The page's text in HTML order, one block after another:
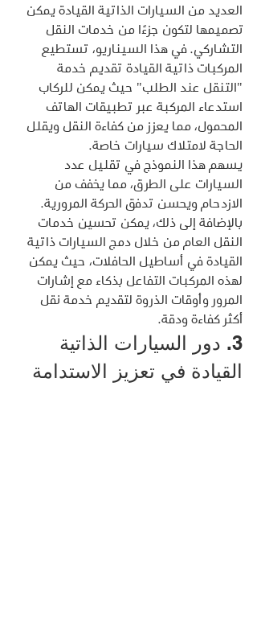
العديد من السيارات الذاتية القيادة يمكن
تصميمها لتكون جزءًا من خدمات النقل
التشاركي. في هذا السيناريو، تستطيع
المركبات ذاتية القيادة تقديم خدمة
"التنقل عند الطلب" حيث يمكن للركاب
استدعاء المركبة عبر تطبيقات الهاتف
المحمول، مما يعزز من كفاءة النقل ويقلل
الحاجة لامتلاك سيارات خاصة.
يسهم هذا النموذج في تقليل عدد
السيارات على الطرق، مما يخفف من
الازدحام ويحسن تدفق الحركة المرورية.
بالإضافة إلى ذلك، يمكن تحسين خدمات
النقل العام من خلال دمج السيارات ذاتية
القيادة في أساطيل الحافلات، حيث يمكن
لهذه المركبات التفاعل بذكاء مع إشارات
المرور وأوقات الذروة لتقديم خدمة نقل
أكثر كفاءة ودقة.
3. دور السيارات الذاتية
القيادة في تعزيز الاستدامة